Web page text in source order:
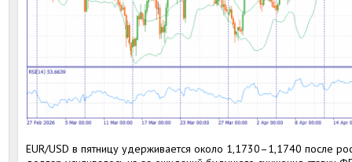
EUR/USD в пятницу удерживается около 1,1730–1,1740 после